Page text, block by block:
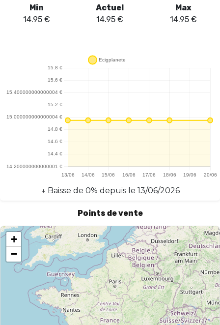
Min
14.95€
Actuel
14.95 €
Max
14.95 €
↓ Baisse de 0% depuis le 13/06/2026
Points de vente
+
−